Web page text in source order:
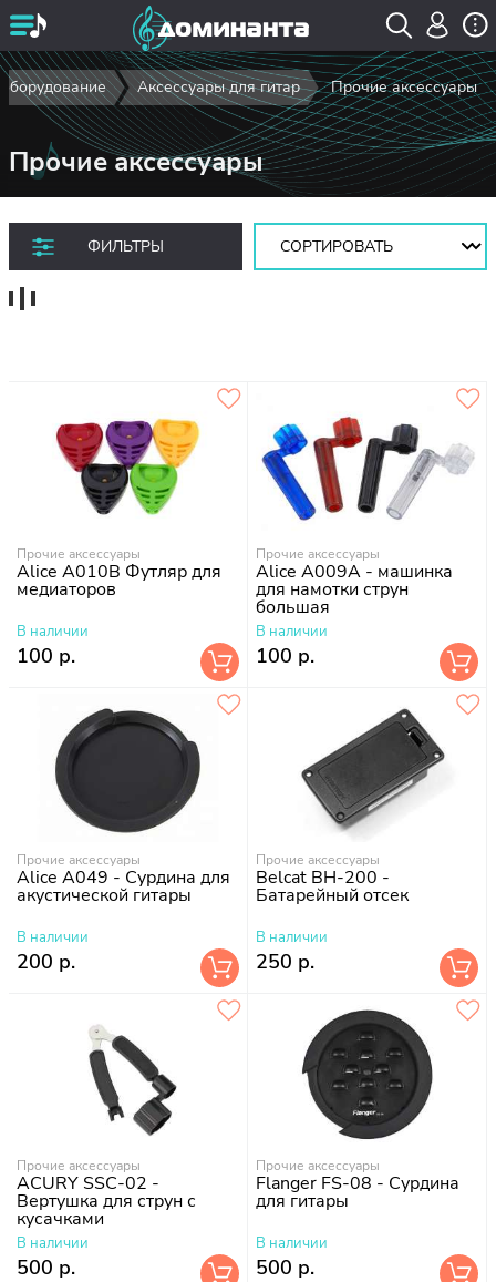
Аксессуары для гитар Прочие аксессуары
Прочие аксессуары
ФИЛЬТРЫ
Сортировать:
Прочие аксессуары
Alice A010B Футляр для
медиаторов
В наличии
100 р.
Прочие аксессуары
Alice A009A - машинка
для намотки струн
большая
В наличии
100 р.
Прочие аксессуары
Alice A049 - Сурдина для
акустической гитары
В наличии
200 р.
Прочие аксессуары
Belcat BH-200 -
Батарейный отсек
В наличии
250 р.
Прочие аксессуары
ACURY SSC-02 -
Вертушка для струн с
кусачками
В наличии
500 р.
Прочие аксессуары
Flanger FS-08 - Сурдина
для гитары
В наличии
500 р.